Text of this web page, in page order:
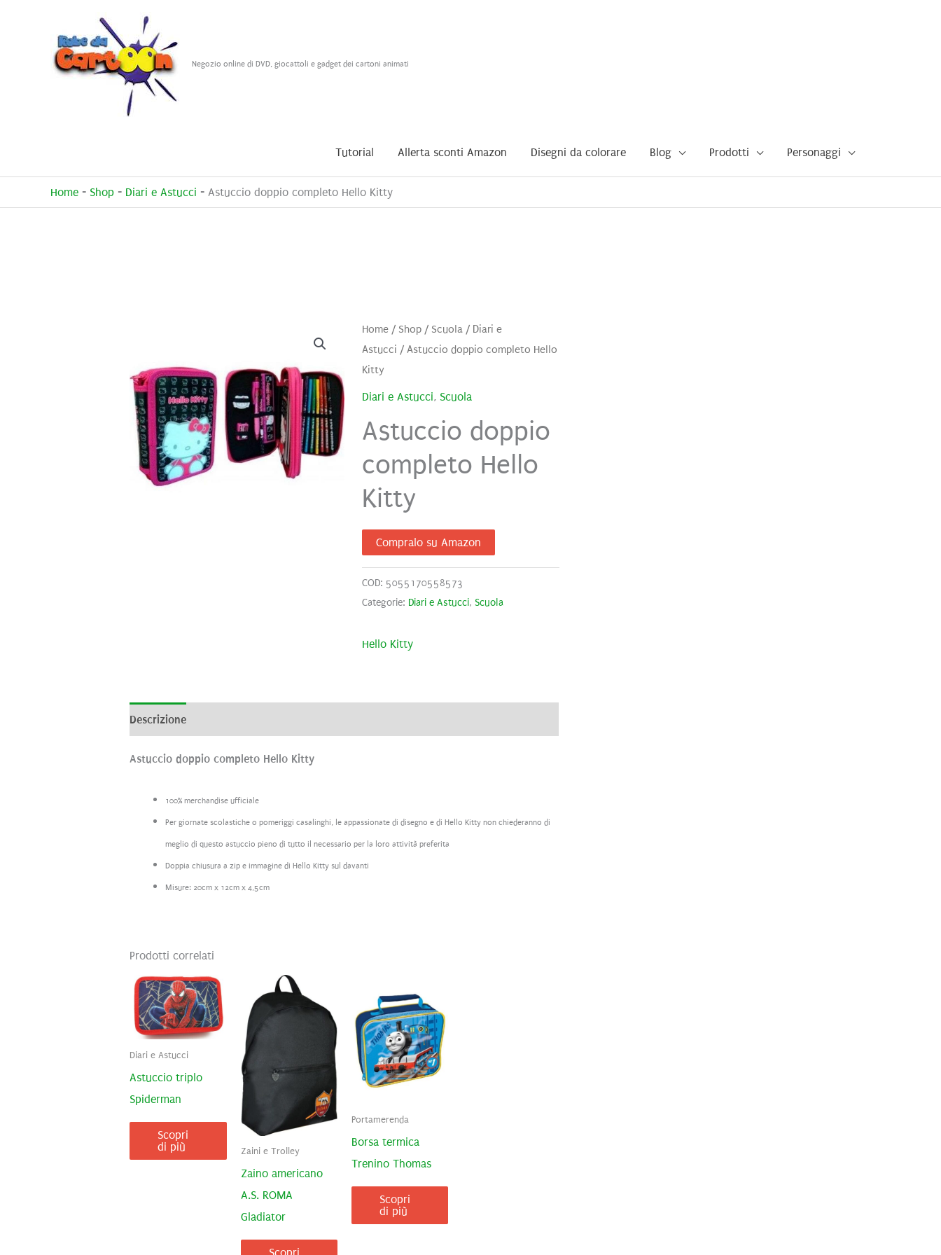
Negozio online di DVD, giocattoli e gadget dei cartoni animati
Tutorial Allerta sconti Amazon Disegni da colorare Blog Prodotti Personaggi
Home - Shop - Diari e Astucci - Astuccio doppio completo Hello Kitty
Home/ Shop/ Scuola/ Diari e
Astucci / Astuccio doppio completo Hello
Kitty
Diari e Astucci, Scuola
Astuccio doppio
completo Hello
Kitty
Compralo su Amazon
COD: 5055170558573
Categorie: Diari e Astucci, Scuola
Hello Kitty
Descrizione
Astuccio doppio completo Hello Kitty
100% merchandise ufficiale
Per giornate scolastiche o pomeriggi casalinghi, le appassionate di disegno e di Hello Kitty non chiederanno di
meglio di questo astuccio pieno di tutto il necessario per la loro attività preferita
Doppia chiusura a zip e immagine di Hello Kitty sul davanti
Misure: 20cm x 12cm x 4,5cm
Prodotti correlati
Diari e Astucci
Astuccio triplo
Spiderman
Scopri
di più
Zaini e Trolley
Zaino americano
A.S. ROMA
Gladiator
Portamerenda
Borsa termica
Trenino Thomas
Scopri
di più